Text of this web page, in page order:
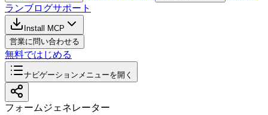
ランブログサポート
Install MCP
営業に問い合わせる
無料ではじめる
ナビゲーションメニューを開く
フォームジェネレーター